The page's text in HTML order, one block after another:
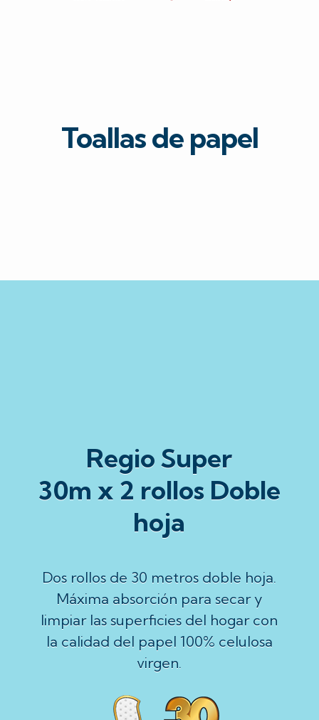
Toallas de papel
Regio Super
30m x 2 rollos Doble
hoja
Dos rollos de 30 metros doble hoja.
Máxima absorción para secar y
limpiar las superficies del hogar con
la calidad del papel 100% celulosa
virgen.